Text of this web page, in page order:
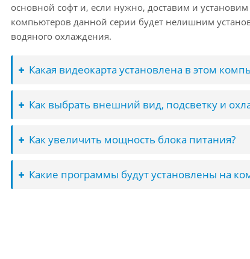
основной софт и, если нужно, доставим и
компьютеров данной серии будет нелишним
водяного охлаждения.
Какая видеокарта установлена в этом
Как выбрать внешний вид, подсветку и
Как увеличить мощность блока питания?
Какие программы будут установлены на